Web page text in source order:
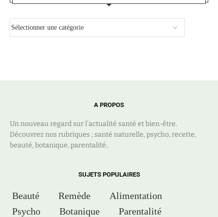
A PROPOS
Un nouveau regard sur l’actualité santé et bien-être.
Découvrez nos rubriques ; santé naturelle, psycho, recette,
beauté, botanique, parentalité..
SUJETS POPULAIRES
Beauté Remède
Alimentation
Psycho
Botanique
Parentalité